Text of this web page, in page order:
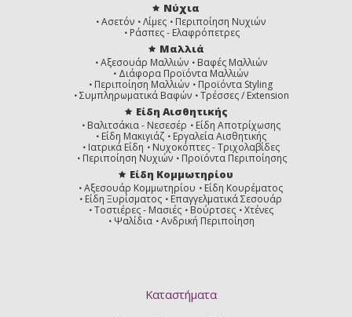
Νύχια
Ασετόν Λίμες
Περιποίηση Νυχιών
Ράσπες - Ελαφρόπετρες
Μαλλιά
Αξεσουάρ Μαλλιών
Βαφές Μαλλιών
Διάφορα Προϊόντα Μαλλιών
Περιποίηση Μαλλιών
Προϊόντα Styling
Συμπληρωματικά Βαφών
Τρέσσες / Extension
Είδη Αισθητικής
Βαλιτσάκια - Νεσεσέρ
Είδη Αποτρίχωσης
Είδη Μακιγιάζ
Εργαλεία Αισθητικής
Ιατρικά Είδη
Νυχοκόπτες - Τριχολαβίδες
Περιποίηση Νυχιών
Προϊόντα Περιποίησης
Είδη Κομμωτηρίου
Αξεσουάρ Κομμωτηρίου
Είδη Κουρέματος
Είδη Ξυρίσματος
Επαγγελματικά Σεσουάρ
Τοστιέρες - Μασιές
Βούρτσες
Χτένες
Ψαλίδια
Ανδρική Περιποίηση
Καταστήματα